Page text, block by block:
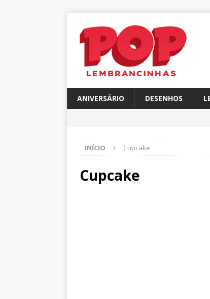
ANIVERSÁRIO DESENHOS
INÍCIO Cupcake
Cupcake